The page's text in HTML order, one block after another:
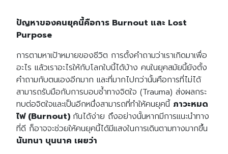
ปัญหาของคนยุคนี้คือการ Burnout และ Lost
Purpose
การตามหาเป้าหมายของชีวิต การตั้งคำถามว่าเราเกิดมาเพื่อ
อะไร แล้วเราอะไรให้กับโลกใบนี้ได้บ้าง คนในยุคสมัยนี้ยังตั้ง
คำถามกับตนเองอีกมาก และที่มากไปกว่านั้นคือการที่ไม่ได้
สามารถรับมือกับการบอบช้ำทางจิตใจ (Trauma) ส่งผลกระ
ทบต่อจิตใจและเป็นอีกหนึ่งสามารถที่ทำให้คนยุคนี้ ภาวะหมด
ไฟ (Burnout) กันได้ง่าย ถึงอย่างนั้นหากมีการแนะนำทาง
ที่ดี ก็อาจจะช่วยให้คนยุคนี้ได้มีแสงในการเดินตามทางมากขึ้น
นันทนา บุนนาค เผยว่า